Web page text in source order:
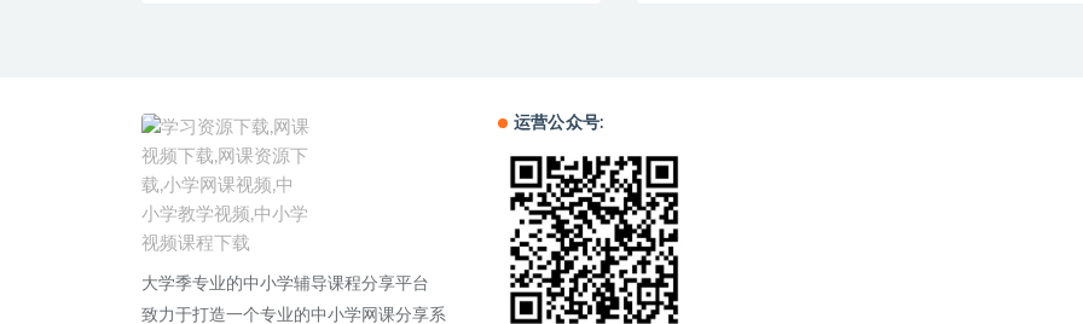
大学季专业的中小学辅导课程分享平台
致力于打造一个专业的中小学网课分享系
运营公众号: